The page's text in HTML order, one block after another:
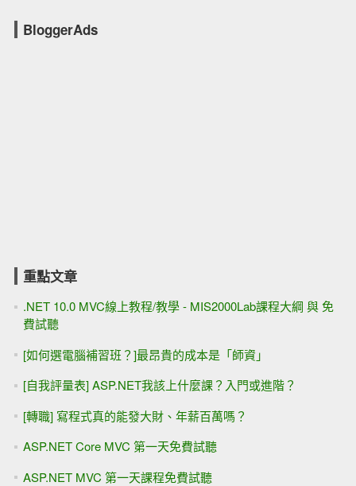
BloggerAds
重點文章
.NET 10.0 MVC線上教程/教學 - MIS2000Lab課程大綱 與 免
費試聽
[如何選電腦補習班？]最昂貴的成本是「師資」
[自我評量表] ASP.NET我該上什麼課？入門或進階？
[轉職] 寫程式真的能發大財、年薪百萬嗎？
ASP.NET Core MVC 第一天免費試聽
ASP.NET MVC 第一天課程免費試聽